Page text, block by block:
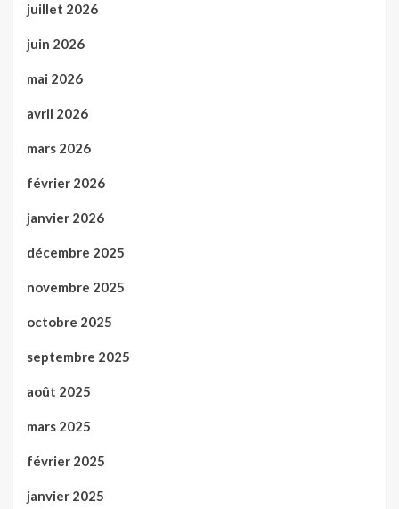
juillet 2026
juin 2026
mai 2026
avril 2026
mars 2026
février 2026
janvier 2026
décembre 2025
novembre 2025
octobre 2025
septembre 2025
août 2025
mars 2025
février 2025
janvier 2025